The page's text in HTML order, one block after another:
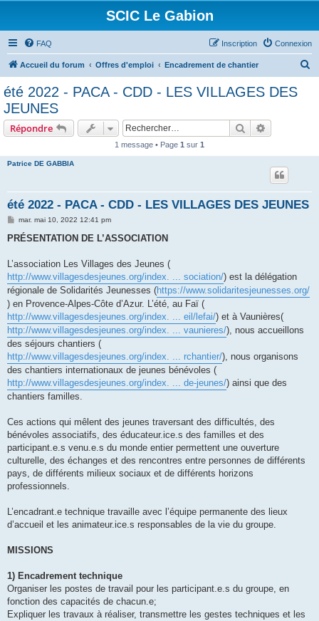
SCIC Le Gabion
FAQ Connexion
Inscription
Accueil du forum Offres d'emploi Encadrement de chantier
été 2022 - PACA - CDD - LES VILLAGES DES
JEUNES
Répondre Rechercher
1 message • Page 1 sur 1
Patrice DE GABBIA
été 2022 - PACA - CDD - LES VILLAGES DES JEUNES
M
s
g
mar. mai 10, 2022 12:41 pm
PRÉSENTATION DE L’ASSOCIATION
L’association Les Villages des Jeunes (
http://www.villagesdesjeunes.org/index. ... sociation/) est la délégation
régionale de Solidarités Jeunesses (https://www.solidaritesjeunesses.org/
) en Provence-Alpes-Côte d’Azur. L’été, au Faï (
http://www.villagesdesjeunes.org/index. ... eil/lefai/) et à Vaunières(
http://www.villagesdesjeunes.org/index. ... vaunieres/), nous accueillons
des séjours chantiers (
http://www.villagesdesjeunes.org/index. ... rchantier/), nous organisons
des chantiers internationaux de jeunes bénévoles (
http://www.villagesdesjeunes.org/index. ... de-jeunes/) ainsi que des
chantiers familles.
Ces actions qui mêlent des jeunes traversant des difficultés, des
bénévoles associatifs, des éducateur.ice.s des familles et des
participant.e.s venu.e.s du monde entier permettent une ouverture
culturelle, des échanges et des rencontres entre personnes de différents
pays, de différents milieux sociaux et de différents horizons
professionnels.
L’encadrant.e technique travaille avec l’équipe permanente des lieux
d’accueil et les animateur.ice.s responsables de la vie du groupe.
MISSIONS
1) Encadrement technique
Organiser les postes de travail pour les participant.e.s du groupe, en
fonction des capacités de chacun.e;
Expliquer les travaux à réaliser, transmettre les gestes techniques et les